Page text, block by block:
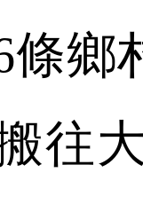
條鄉
往